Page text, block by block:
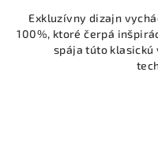
Exkluzívny dizajn
100%, ktoré čerpá
spája túto klasickú